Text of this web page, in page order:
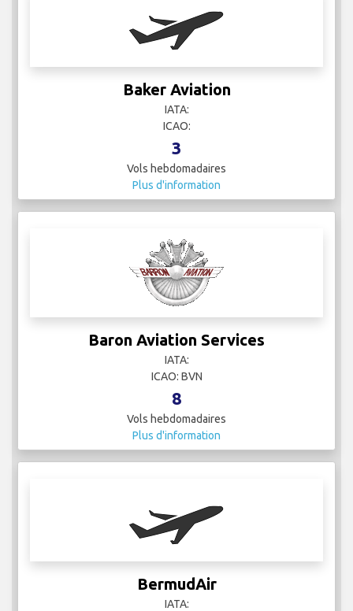
Baker Aviation
IATA:
ICAO:
3
Vols hebdomadaires
Plus d'information
Baron Aviation Services
IATA:
ICAO: BVN
8
Vols hebdomadaires
Plus d'information
BermudAir
IATA: